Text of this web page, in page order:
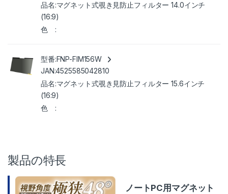
マグネット式覗き見防止フィルター 14.0インチ
(16:9)
FNP-FIM156W
4525585042810
マグネット式覗き見防止フィルター 15.6インチ
(16:9)
製品の特長
ノートPC用マグネット